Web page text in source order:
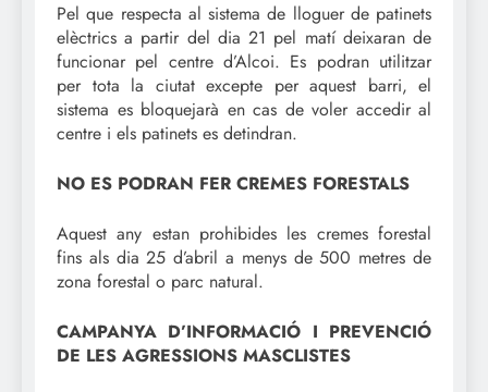
Pel que respecta al sistema de lloguer de patinets
elèctrics a partir del dia 21 pel matí deixaran de
funcionar pel centre d’Alcoi. Es podran utilitzar
per tota la ciutat excepte per aquest barri, el
sistema es bloquejarà en cas de voler accedir al
centre i els patinets es detindran.
NO ES PODRAN FER CREMES FORESTALS
Aquest any estan prohibides les cremes forestal
fins als dia 25 d’abril a menys de 500 metres de
zona forestal o parc natural.
CAMPANYA D’INFORMACIÓ I PREVENCIÓ
DE LES AGRESSIONS MASCLISTES